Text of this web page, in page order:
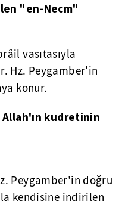
"en-Necm"
vasıtasıyla
Hz. Peygamber'in
konur.
Allah'ın kudretinin
Peygamber'in doğru
kendisine indirilen